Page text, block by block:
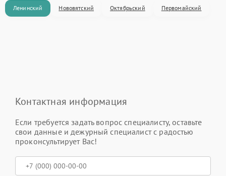
Ленинский Нововятский Октябрьский Первомайский
Контактная информация
Если требуется задать вопрос специалисту, оставьте
свои данные и дежурный специалист с радостью
проконсультирует Вас!